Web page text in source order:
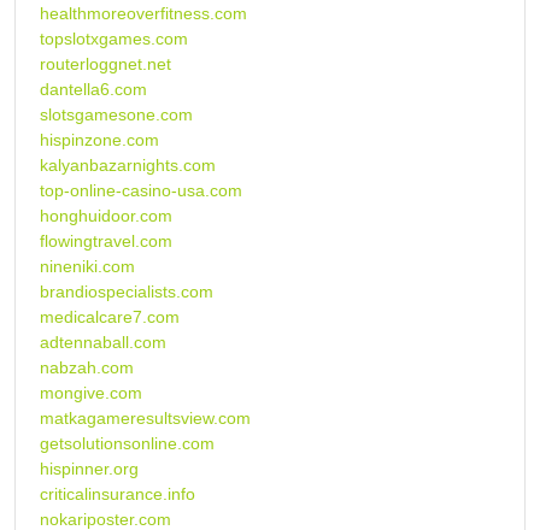
healthmoreoverfitness.com
topslotxgames.com
routerloggnet.net
dantella6.com
slotsgamesone.com
hispinzone.com
kalyanbazarnights.com
top-online-casino-usa.com
honghuidoor.com
flowingtravel.com
nineniki.com
brandiospecialists.com
medicalcare7.com
adtennaball.com
nabzah.com
mongive.com
matkagameresultsview.com
getsolutionsonline.com
hispinner.org
criticalinsurance.info
nokariposter.com